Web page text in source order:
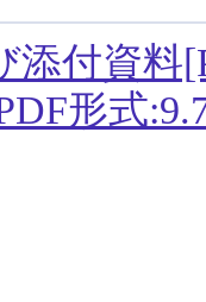
添付資料
形式